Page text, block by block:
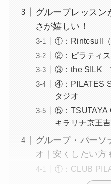
グループレッスン
さが嬉しい！
①：Rintosull
②：ピラティ
③：the SILK
④：PILATES
タジオ
⑤：TSUTAYA
キラリナ京王
グループ・パーソ
オ｜安くしたい方
①：CLUB